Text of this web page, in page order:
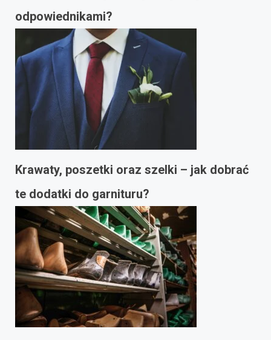
odpowiednikami?
Krawaty, poszetki oraz szelki – jak dobrać
te dodatki do garnituru?